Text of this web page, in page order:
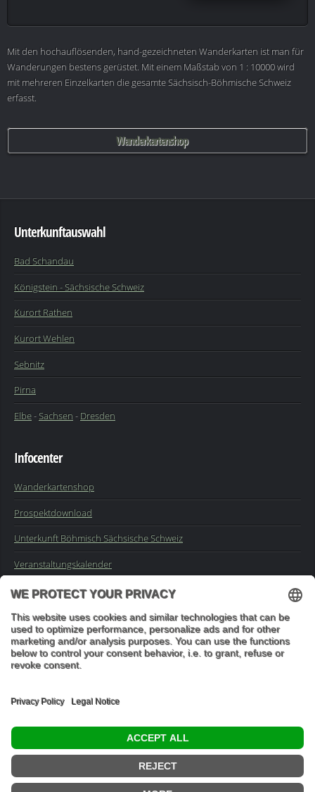
Mit den hochauflösenden, hand-gezeichneten Wanderkarten ist man für
Wanderungen bestens gerüstet. Mit einem Maßstab von 1 : 10000 wird
mit mehreren Einzelkarten die gesamte Sächsisch-Böhmische Schweiz
erfasst.
Wanderkartenshop
Unterkunftauswahl
Bad Schandau
Königstein - Sächsische Schweiz
Kurort Rathen
Kurort Wehlen
Sebnitz
Pirna
Elbe-Sachsen - Dresden
Infocenter
Wanderkartenshop
Prospektdownload
Unterkunft Böhmisch Sächsische Schweiz
Veranstaltungskalender
Impressum
Buchungsanfrage
"In den Wäldern sind Dinge, über die nachzudenken man jahrelang
im Moos liegen könnte." (Franz Kafka)